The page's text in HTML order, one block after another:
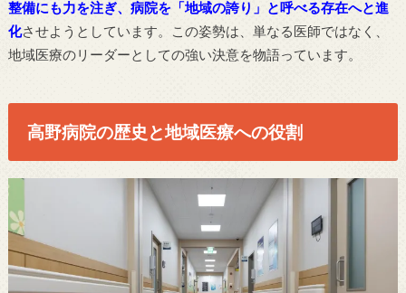
整備にも力を注ぎ、病院を「地域の誇り」と呼べる存在へと進
化させようとしています。この姿勢は、単なる医師ではなく、
地域医療のリーダーとしての強い決意を物語っています。
高野病院の歴史と地域医療への役割